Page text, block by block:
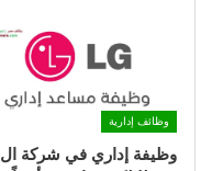
وظائف إدارية
وظيفة إداري في شركة ال